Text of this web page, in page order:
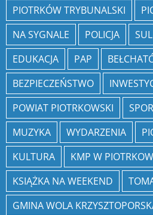
PIOTRKÓW TRYBUNALSKI
NA SYGNALE
POLICJA
EDUKACJA
PAP
BEZPIECZEŃSTWO
POWIAT PIOTRKOWSKI
MUZYKA
WYDARZENIA
KULTURA
KMP W
KSIĄŻKA NA WEEKEND
GMINA WOLA